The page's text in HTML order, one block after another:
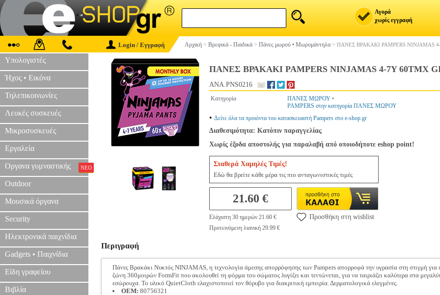
Αγορά
χωρίς εγγραφή
Login / Εγγραφή Αρχική > Βρεφικά - Παιδικά > Πάνες μωρού • Μωρομάντηλα > ΠΑΝΕΣ ΒΡΑΚΑΚΙ PAMPERS NINJAMAS
Υπολογιστές
Ήχος • Εικόνα
Τηλεπικοινωνίες
Λευκές συσκευές
Μικροσυσκευές
Εργαλεία
Οργανα γυμναστικής ΝΕΟ
Outdoor
Μουσικά όργανα
Security
Ηλεκτρονικά παιχνίδια
Gadgets • Παιχνίδια
Είδη γραφείου
Βιβλία
ΠΑΝΕΣ ΒΡΑΚΑΚΙ PAMPERS NINJAMAS 4-7Y 60ΤΜΧ
ANA.PNS0216
Κατηγορία ΠΑΝΕΣ ΜΩΡΟΥ •
PAMPERS στην κατηγορία ΠΑΝΕΣ ΜΩΡΟΥ
• Δείτε όλα τα προιόντα του κατασκευαστή Pampers στο e-shop.gr
Διαθεσιμότητα: Κατόπιν παραγγελίας
Χωρίς έξοδα αποστολής για παραλαβή από οποιοδήποτε eshop point!
Σταθερά Χαμηλές Τιμές!
Εδώ θα βρείτε κάθε μέρα τις πιο ανταγωνιστικές τιμές
21.60 €
Ελάχιστη 30 ημερών 21.60 €
Προτεινόμενη λιανική 29.99 €
Προσθήκη στη wishlist
Περιγραφή
Πάνες Βρακάκι Νυκτός NINJAMAS, η τεχνολογία άμεσης απορρόφησης των Pampers απορροφά την υγρασία στη στιγμή για
ζώνη 360μοιρών FormFit που ακολουθεί τη φόρμα του σώματος λυγίζει και τεντώνεται, για να ταιριάζει καλύτερα στα
εσώρουχα. Το υλικό QuietCloth ελαχιστοποιεί τον θόρυβο για διακριτική εμπειρία. Δερματολογικά ελεγμένες.
OEM: 80756321